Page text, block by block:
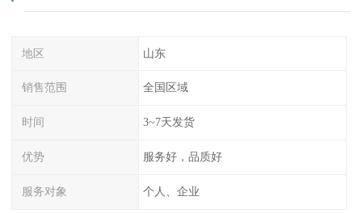
地区 山东
销售范围 全国区域
时间 3~7天发货
优势 服务好，品质好
服务对象 个人、企业